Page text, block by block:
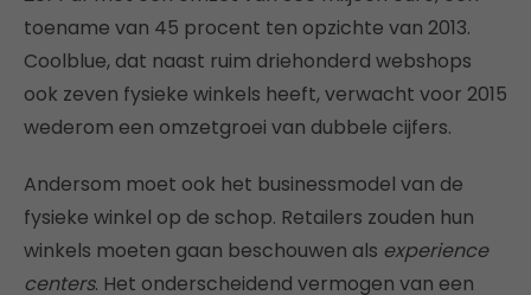
toename van 45 procent ten opzichte van 2013.
Coolblue, dat naast ruim driehonderd webshops
ook zeven fysieke winkels heeft, verwacht voor 2015
wederom een omzetgroei van dubbele cijfers.
Andersom moet ook het businessmodel van de
fysieke winkel op de schop. Retailers zouden hun
winkels moeten gaan beschouwen als experience
centers. Het onderscheidend vermogen van een